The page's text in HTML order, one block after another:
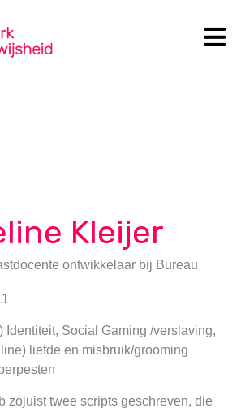
Kleijer
ontwikkelaar bij Bureau
Identiteit, Social Gaming /verslaving,
liefde en misbruik/grooming
zojuist twee scripts geschreven, die